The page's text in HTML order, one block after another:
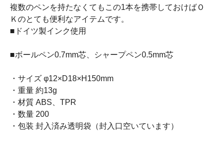
複数のペンを持たなくてもこの1本を携帯しておけばＯ
Ｋのとても便利なアイテムです。
■ドイツ製インク使用
■ボールペン0.7mm芯、シャープペン0.5mm芯
・サイズ φ12×D18×H150mm
・重量 約13g
・材質 ABS、TPR
・数量 200
・包装 封入済み透明袋（封入口空いています）